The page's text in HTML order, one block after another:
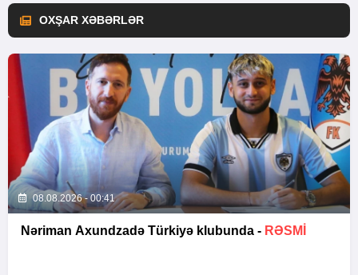
OXŞAR XƏBƏRLƏR
08.08.2026 - 00:41
Nəriman Axundzadə Türkiyə klubunda - RƏSMİ